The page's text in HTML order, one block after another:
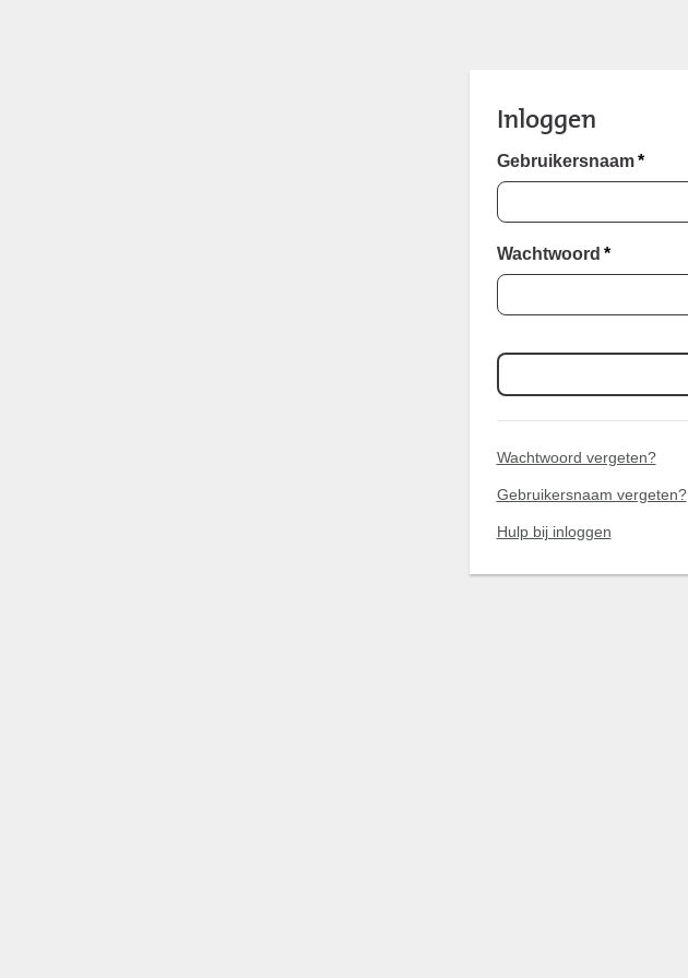
Inloggen
Gebruikersnaam *
Wachtwoord *
Wachtwoord vergeten?
Gebruikersnaam vergeten?
Hulp bij inloggen